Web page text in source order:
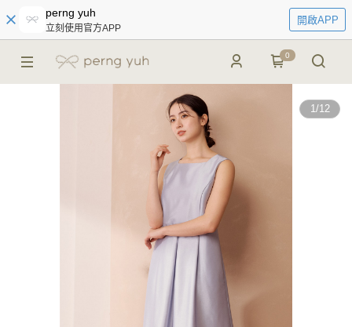
perng yuh
立刻使用官方APP
開啟APP
0
1/12